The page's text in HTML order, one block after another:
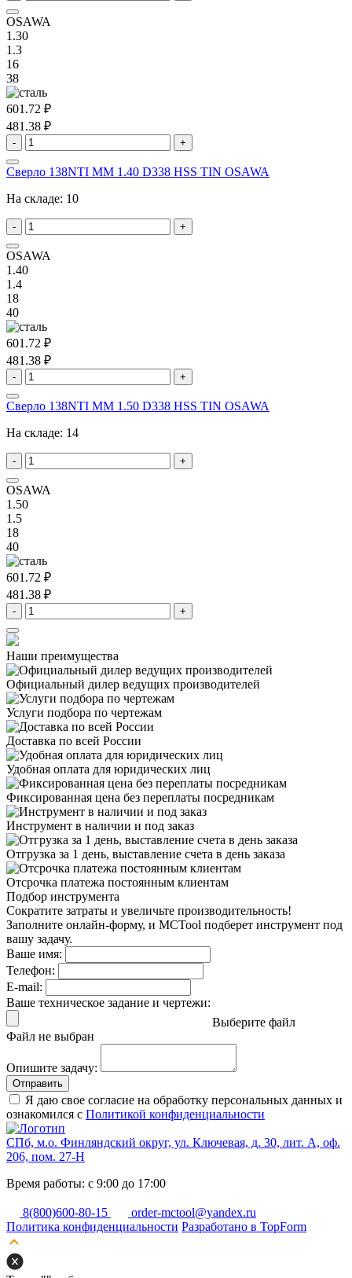
OSAWA
1.30
1.3
16
38
601.72 ₽
481.38 ₽
- +
Сверло 138NTI MM 1.40 D338 HSS TIN OSAWA
На складе: 10
- +
OSAWA
1.40
1.4
18
40
601.72 ₽
481.38 ₽
- +
Сверло 138NTI MM 1.50 D338 HSS TIN OSAWA
На складе: 14
- +
OSAWA
1.50
1.5
18
40
601.72 ₽
481.38 ₽
- +
Наши преимущества
Официальный дилер ведущих производителей
Услуги подбора по чертежам
Доставка по всей России
Удобная оплата для юридических лиц
Фиксированная цена без переплаты посредникам
Инструмент в наличии и под заказ
Отгрузка за 1 день, выставление счета в день заказа
Отсрочка платежа постоянным клиентам
Подбор инструмента
Сократите затраты и увеличьте производительность!
Заполните онлайн-форму, и MCTool подберет инструмент под
вашу задачу.
Ваше имя:
Телефон:
E-mail:
Ваше техническое задание и чертежи:
Выберите файл
Файл не выбран
Опишите задачу:
Отправить
Я даю свое согласие на обработку персональных данных и
ознакомился с Политикой конфиденциальности
СПб, м.о. Финляндский округ, ул. Ключевая, д. 30, лит. А, оф.
206, пом. 27-Н
Время работы: с 9:00 до 17:00
8(800)600-80-15
order-mctool@yandex.ru
Политика конфиденциальности Разработано в TopForm